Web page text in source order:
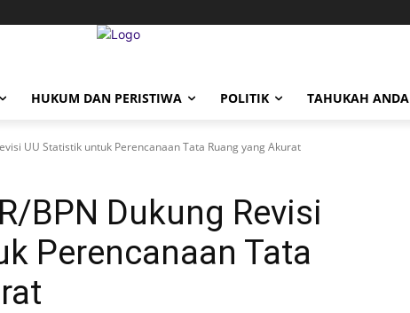
HUKUM DAN PERISTIWA POLITIK TAHUKAH ANDA
UU Statistik untuk Perencanaan Tata Ruang yang Akurat
BPN Dukung Revisi
Perencanaan Tata